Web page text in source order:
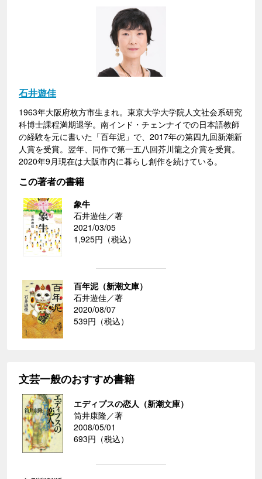
石井遊佳
1963年大阪府枚方市生まれ。東京大学大学院人文社会系研究
科博士課程満期退学。南インド・チェンナイでの日本語教師
の経験を元に書いた「百年泥」で、2017年の第四九回新潮新
人賞を受賞。翌年、同作で第一五八回芥川龍之介賞を受賞。
2020年9月現在は大阪市内に暮らし創作を続けている。
この著者の書籍
象牛
石井遊佳／著
2021/03/05
1,925円（税込）
百年泥（新潮文庫）
石井遊佳／著
2020/08/07
539円（税込）
文芸一般のおすすめ書籍
エディプスの恋人（新潮文庫）
筒井康隆／著
2008/05/01
693円（税込）